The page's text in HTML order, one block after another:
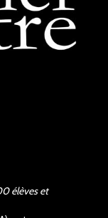
élèves et